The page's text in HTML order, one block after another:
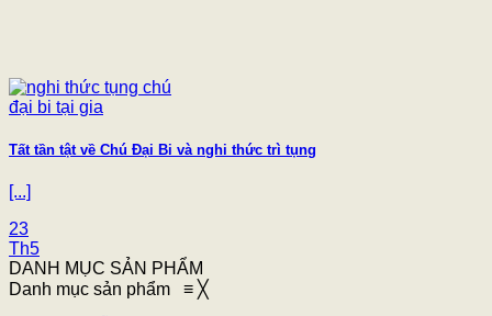
Tất tần tật về Chú Đại Bi và nghi thức trì tụng
[...]
23
Th5
DANH MỤC SẢN PHẨM
Danh mục sản phẩm ≡ ╳